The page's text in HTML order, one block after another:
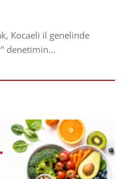
Kocaeli il genelinde
denetimin...